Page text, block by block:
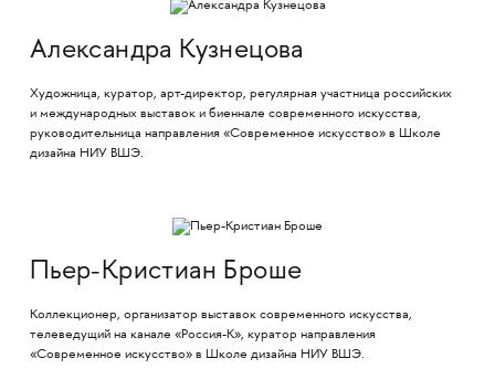
Александра Кузнецова
Художница, куратор, арт-директор, регулярная участница российских
и международных выставок и биеннале современного искусства,
руководительница направления «Современное искусство» в Школе
дизайна НИУ ВШЭ.
Пьер-Кристиан Броше
Коллекционер, организатор выставок современного искусства,
телеведущий на канале «Россия-К», куратор направления
«Современное искусство» в Школе дизайна НИУ ВШЭ.